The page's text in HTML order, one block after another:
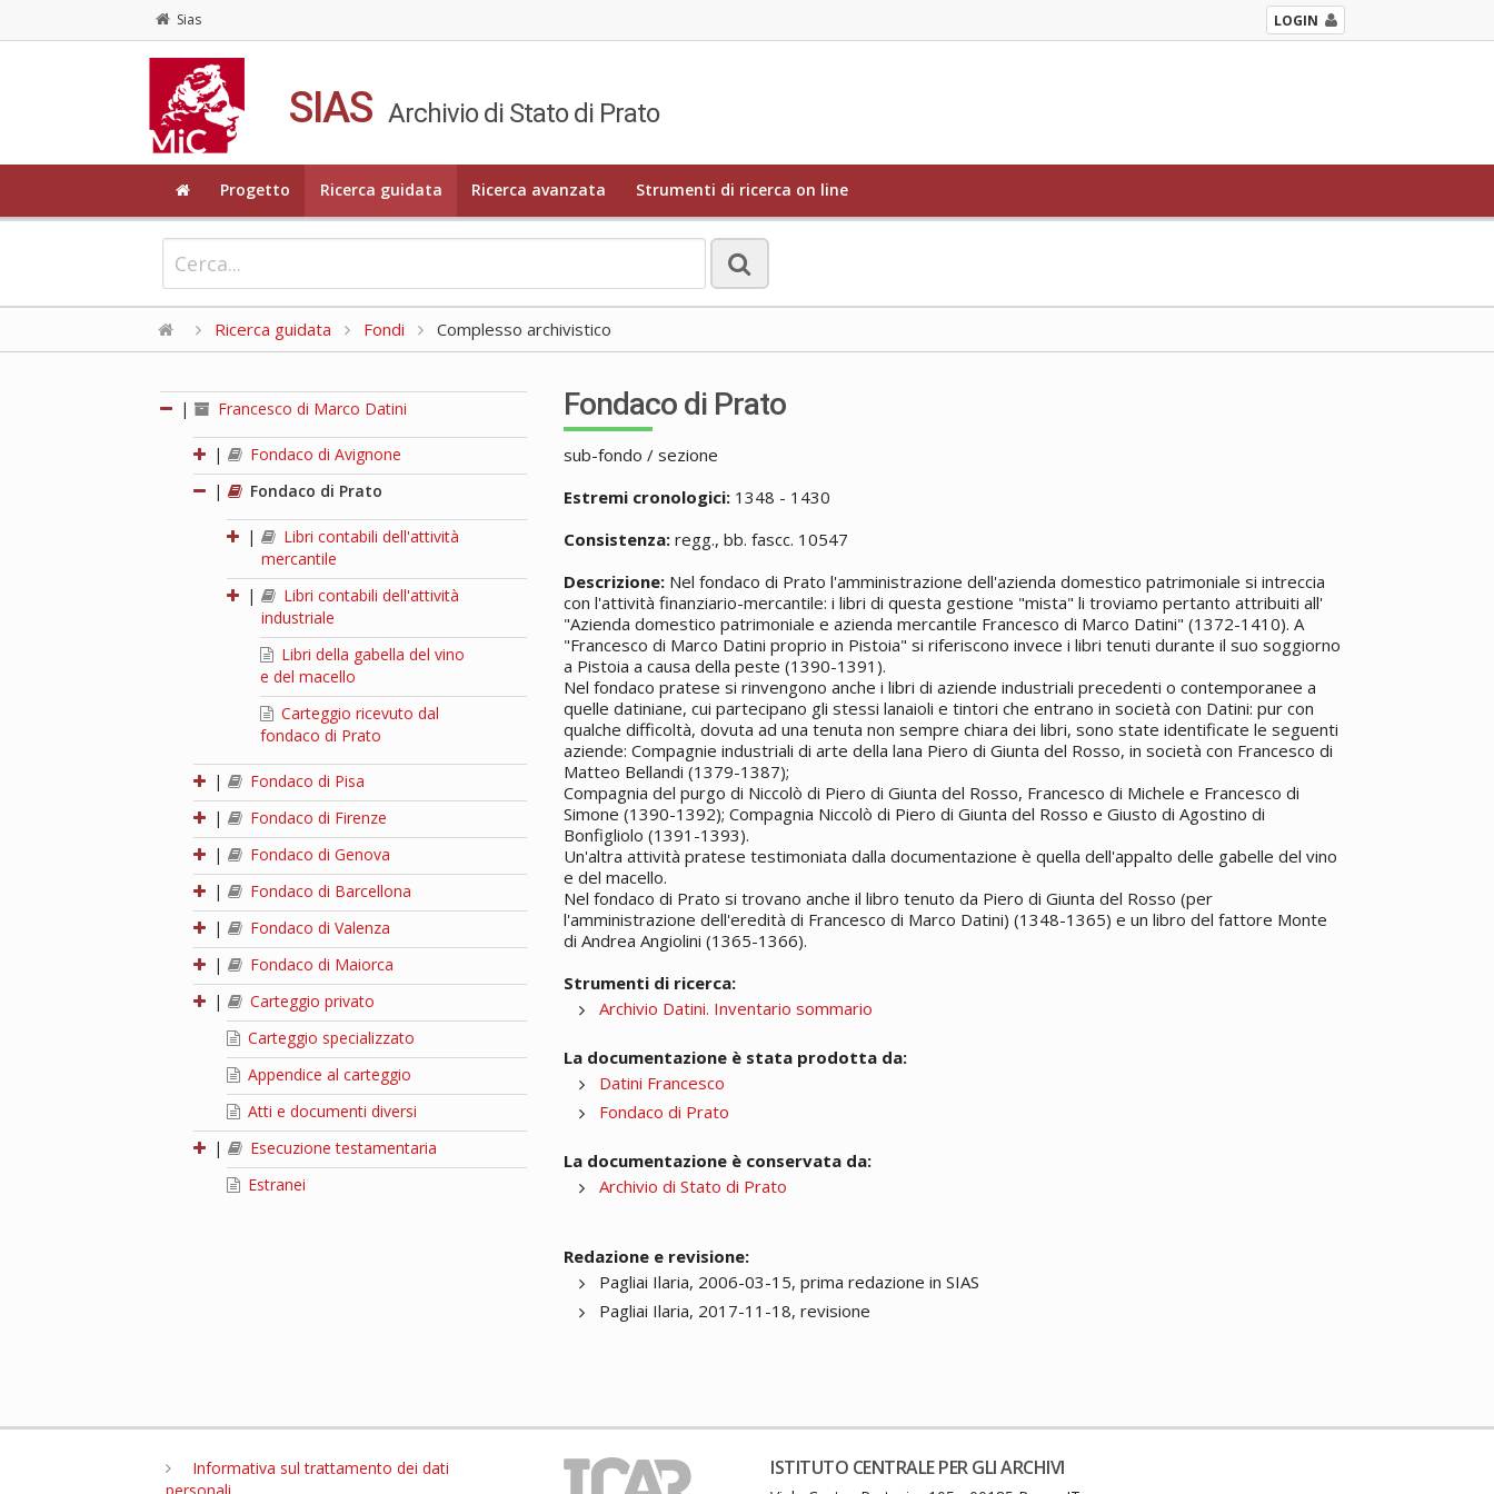
Sias LOGIN
SIAS Archivio di Stato di Prato
Progetto Ricerca guidata Ricerca avanzata Strumenti di ricerca on line
Ricerca guidata Fondi Complesso archivistico
| Francesco di Marco Datini
|
Fondaco di Avignone
|
Fondaco di Prato
|
Libri contabili dell'attività
mercantile
|
Libri contabili dell'attività
industriale
Libri della gabella del vino
e del macello
Carteggio ricevuto dal
fondaco di Prato
|
Fondaco di Pisa
|
Fondaco di Firenze
|
Fondaco di Genova
|
Fondaco di Barcellona
|
Fondaco di Valenza
|
Fondaco di Maiorca
|
Carteggio privato
Carteggio specializzato
Appendice al carteggio
Atti e documenti diversi
|
Esecuzione testamentaria
Estranei
Fondaco di Prato
sub-fondo / sezione
Estremi cronologici: 1348 - 1430
Consistenza: regg., bb. fascc. 10547
Descrizione: Nel fondaco di Prato l'amministrazione dell'azienda domestico patrimoniale si intreccia
con l'attività finanziario-mercantile: i libri di questa gestione "mista" li troviamo pertanto attribuiti all'
"Azienda domestico patrimoniale e azienda mercantile Francesco di Marco Datini" (1372-1410). A
"Francesco di Marco Datini proprio in Pistoia" si riferiscono invece i libri tenuti durante il suo soggiorno
a Pistoia a causa della peste (1390-1391).
Nel fondaco pratese si rinvengono anche i libri di aziende industriali precedenti o contemporanee a
quelle datiniane, cui partecipano gli stessi lanaioli e tintori che entrano in società con Datini: pur con
qualche difficoltà, dovuta ad una tenuta non sempre chiara dei libri, sono state identificate le seguenti
aziende: Compagnie industriali di arte della lana Piero di Giunta del Rosso, in società con Francesco di
Matteo Bellandi (1379-1387);
Compagnia del purgo di Niccolò di Piero di Giunta del Rosso, Francesco di Michele e Francesco di
Simone (1390-1392); Compagnia Niccolò di Piero di Giunta del Rosso e Giusto di Agostino di
Bonfigliolo (1391-1393).
Un'altra attività pratese testimoniata dalla documentazione è quella dell'appalto delle gabelle del vino
e del macello.
Nel fondaco di Prato si trovano anche il libro tenuto da Piero di Giunta del Rosso (per
l'amministrazione dell'eredità di Francesco di Marco Datini) (1348-1365) e un libro del fattore Monte
di Andrea Angiolini (1365-1366).
Strumenti di ricerca:
Archivio Datini. Inventario sommario
La documentazione è stata prodotta da:
Datini Francesco
Fondaco di Prato
La documentazione è conservata da:
Archivio di Stato di Prato
Redazione e revisione:
Pagliai Ilaria, 2006-03-15, prima redazione in SIAS
Pagliai Ilaria, 2017-11-18, revisione
Informativa sul trattamento dei dati
ISTITUTO CENTRALE PER GLI ARCHIVI